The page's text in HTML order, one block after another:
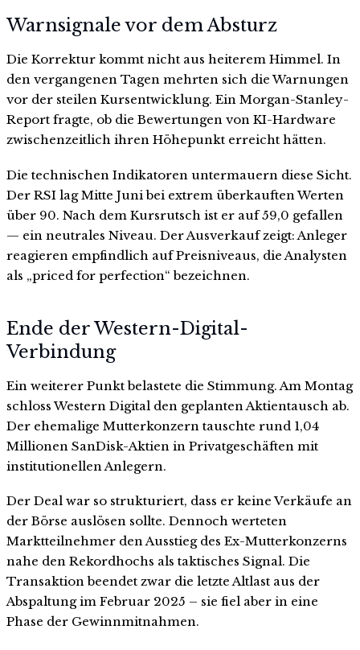
Warnsignale vor dem Absturz
Die Korrektur kommt nicht aus heiterem Himmel. In
den vergangenen Tagen mehrten sich die Warnungen
vor der steilen Kursentwicklung. Ein Morgan-Stanley-
Report fragte, ob die Bewertungen von KI-Hardware
zwischenzeitlich ihren Höhepunkt erreicht hätten.
Die technischen Indikatoren untermauern diese Sicht.
Der RSI lag Mitte Juni bei extrem überkauften Werten
über 90. Nach dem Kursrutsch ist er auf 59,0 gefallen
— ein neutrales Niveau. Der Ausverkauf zeigt: Anleger
reagieren empfindlich auf Preisniveaus, die Analysten
als „priced for perfection“ bezeichnen.
Ende der Western-Digital-
Verbindung
Ein weiterer Punkt belastete die Stimmung. Am Montag
schloss Western Digital den geplanten Aktientausch ab.
Der ehemalige Mutterkonzern tauschte rund 1,04
Millionen SanDisk-Aktien in Privatgeschäften mit
institutionellen Anlegern.
Der Deal war so strukturiert, dass er keine Verkäufe an
der Börse auslösen sollte. Dennoch werteten
Marktteilnehmer den Ausstieg des Ex-Mutterkonzerns
nahe den Rekordhochs als taktisches Signal. Die
Transaktion beendet zwar die letzte Altlast aus der
Abspaltung im Februar 2025 – sie fiel aber in eine
Phase der Gewinnmitnahmen.